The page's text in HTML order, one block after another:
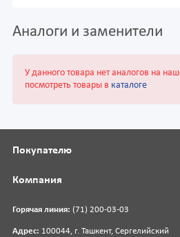
Аналоги и заменители
У данного товара нет аналогов на
посмотреть товары в каталоге
Горячая линия: (71) 200-03-03
Адрес: 100044, г. Ташкент, Сергелийский
Покупателю
Компания